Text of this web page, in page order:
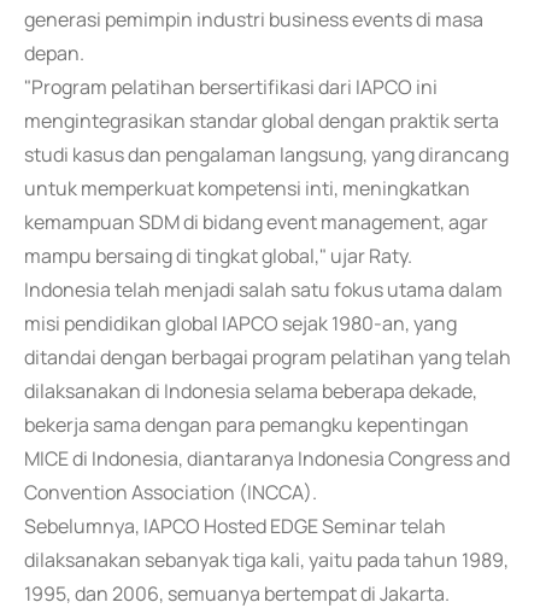
generasi pemimpin industri business events di masa
depan.
"Program pelatihan bersertifikasi dari IAPCO ini
mengintegrasikan standar global dengan praktik serta
studi kasus dan pengalaman langsung, yang dirancang
untuk memperkuat kompetensi inti, meningkatkan
kemampuan SDM di bidang event management, agar
mampu bersaing di tingkat global," ujar Raty.
Indonesia telah menjadi salah satu fokus utama dalam
misi pendidikan global IAPCO sejak 1980-an, yang
ditandai dengan berbagai program pelatihan yang telah
dilaksanakan di Indonesia selama beberapa dekade,
bekerja sama dengan para pemangku kepentingan
MICE di Indonesia, diantaranya Indonesia Congress and
Convention Association (INCCA).
Sebelumnya, IAPCO Hosted EDGE Seminar telah
dilaksanakan sebanyak tiga kali, yaitu pada tahun 1989,
1995, dan 2006, semuanya bertempat di Jakarta.